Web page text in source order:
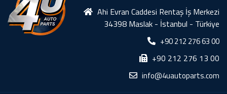
Ahi Evran Caddesi Rentaş İş Merkezi
34398 Maslak - İstanbul - Türkiye
+90 212 276 63 00
+90 212 276 13 00
info@4uautoparts.com